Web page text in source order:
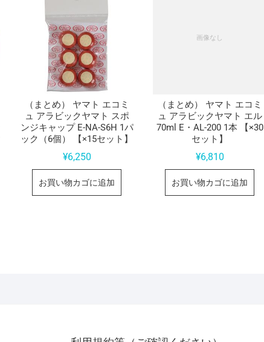
（まとめ） ヤマト エコミ
ュ アラビックヤマト スポ
ンジキャップ E-NA-S6H 1パ
ック（6個） 【×15セット】
¥6,250
お買い物カゴに追加
（まとめ） ヤマト エコミ
ュ アラビックヤマト エル
70ml E・AL-200 1本 【×30
セット】
¥6,810
お買い物カゴに追加